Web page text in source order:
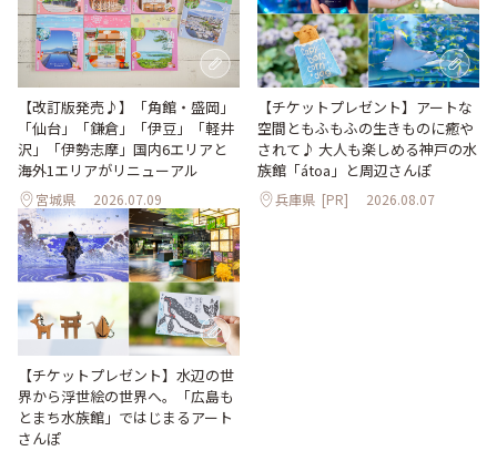
【改訂版発売♪】「角館・盛岡」
「仙台」「鎌倉」「伊豆」「軽井
沢」「伊勢志摩」国内6エリアと
海外1エリアがリニューアル
宮城県 2026.07.09
【チケットプレゼント】アートな
空間ともふもふの生きものに癒や
されて♪ 大人も楽しめる神戸の水
族館「átoa」と周辺さんぽ
兵庫県 [PR] 2026.08.07
【チケットプレゼント】水辺の世
界から浮世絵の世界へ。「広島も
とまち水族館」ではじまるアート
さんぽ